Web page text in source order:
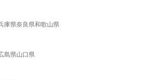
庫県奈良県和歌山県
島県山口県